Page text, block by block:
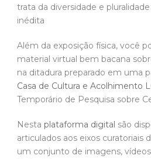
trata da diversidade e
inédita
Além da exposição física, você
material virtual bem bacana
na ditadura preparado em uma
Casa de Cultura e Acolhimento
Temporário de Pesquisa sobre
Nesta plataforma digital são
articulados aos eixos curatoriais
um conjunto de imagens,